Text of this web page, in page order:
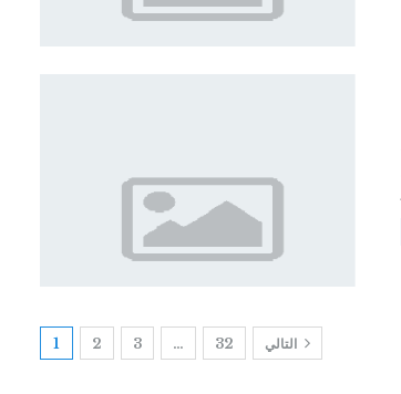
1 2 3 … 32